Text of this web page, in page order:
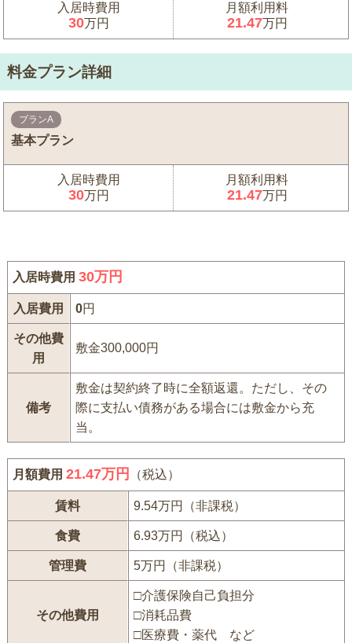
入居時費用
30万円
月額利用料
21.47万円
料金プラン詳細
プランA
基本プラン
入居時費用
30万円
月額利用料
21.47万円
入居時費用30万円
入居費用 0円
その他費
用
敷金300,000円
備考
敷金は契約終了時に全額返還。ただし、その
際に支払い債務がある場合には敷金から充
当。
月額費用21.47万円 （税込）
賃料 9.54万円（非課税）
食費 6.93万円（税込）
管理費 5万円（非課税）
その他費用
□介護保険自己負担分
□消耗品費
□医療費・薬代 など